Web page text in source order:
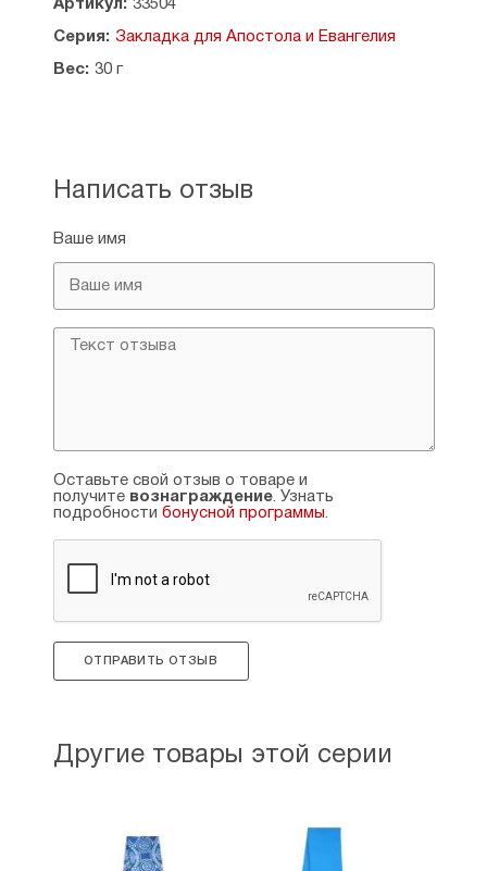
Артикул: 33504
Серия: Закладка для Апостола и Евангелия
Вес: 30 г
Написать отзыв
Ваше имя
Оставьте свой отзыв о товаре и
получите вознаграждение. Узнать
подробности бонусной программы.
ОТПРАВИТЬ ОТЗЫВ
Другие товары этой серии